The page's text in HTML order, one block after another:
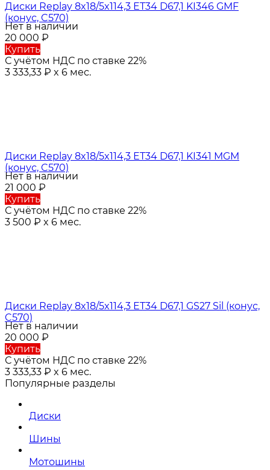
Диски Replay 8x18/5x114,3 ET34 D67,1 KI346 GMF
(конус, C570)
Нет в наличии
20 000 ₽
Купить
С учётом НДС по ставке 22%
3 333,33 ₽ x 6 мес.
Диски Replay 8x18/5x114,3 ET34 D67,1 KI341 MGM
(конус, C570)
Нет в наличии
21 000 ₽
Купить
С учётом НДС по ставке 22%
3 500 ₽ x 6 мес.
Диски Replay 8x18/5x114,3 ET34 D67,1 GS27 Sil (конус,
C570)
Нет в наличии
20 000 ₽
Купить
С учётом НДС по ставке 22%
3 333,33 ₽ x 6 мес.
Популярные разделы
Диски
Шины
Мотошины